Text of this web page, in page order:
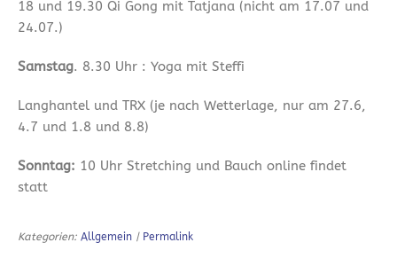
18 und 19.30 Qi Gong mit Tatjana (nicht am 17.07 und
24.07.)
Samstag. 8.30 Uhr : Yoga mit Steffi
Langhantel und TRX (je nach Wetterlage, nur am 27.6,
4.7 und 1.8 und 8.8)
Sonntag: 10 Uhr Stretching und Bauch online findet
statt
Kategorien: Allgemein | Permalink